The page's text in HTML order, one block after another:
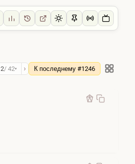
2/ 42▾ › К последнему #1246